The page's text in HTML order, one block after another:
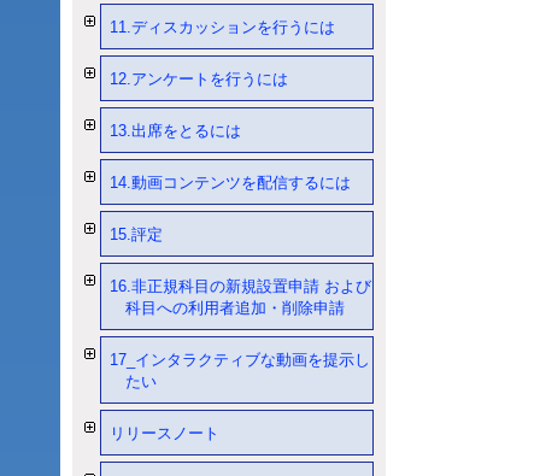
11.ディスカッションを行うには
12.アンケートを行うには
13.出席をとるには
14.動画コンテンツを配信するには
15.評定
16.非正規科目の新規設置申請 および
科目への利用者追加・削除申請
17_インタラクティブな動画を提示し
たい
リリースノート